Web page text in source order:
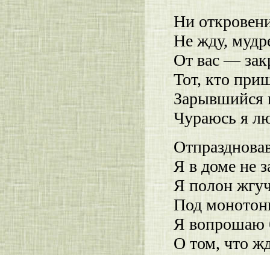
Ни
Не жду,
От вас —
Тот, кто
Зарывшийся
Чураюсь я
Я в доме не
Я полон
Под
Я вопрошаю
О том, что